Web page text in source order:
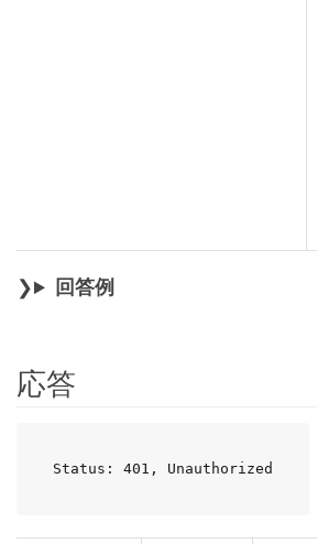
回答例
応答
Status: 401, Unauthorized